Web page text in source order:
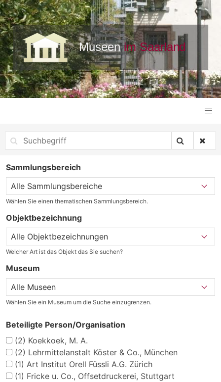
Sammlungsbereich
Wählen Sie einen thematischen Sammlungsbereich.
Objektbezeichnung
Welcher Art ist das Objekt das Sie suchen?
Museum
Wählen Sie ein Museum um die Suche einzugrenzen.
Beteiligte Person/Organisation
(2) Koekkoek, M. A.
(2) Lehrmittelanstalt Köster & Co., München
(1) Art Institut Orell Füssli A.G. Zürich
(1) Fricke u. Co., Offsetdruckerei, Stuttgart